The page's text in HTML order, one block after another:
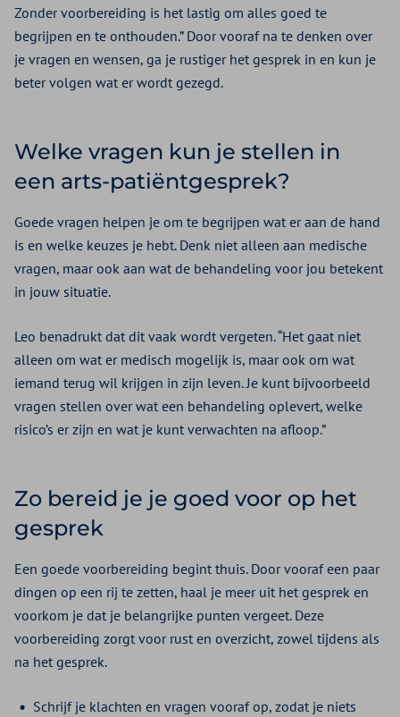
Zonder voorbereiding is het lastig om alles goed te
begrijpen en te onthouden.” Door vooraf na te denken over
je vragen en wensen, ga je rustiger het gesprek in en kun je
beter volgen wat er wordt gezegd.
Welke vragen kun je stellen in
een arts-patiëntgesprek?
Goede vragen helpen je om te begrijpen wat er aan de hand
is en welke keuzes je hebt. Denk niet alleen aan medische
vragen, maar ook aan wat de behandeling voor jou betekent
in jouw situatie.
Leo benadrukt dat dit vaak wordt vergeten. “Het gaat niet
alleen om wat er medisch mogelijk is, maar ook om wat
iemand terug wil krijgen in zijn leven. Je kunt bijvoorbeeld
vragen stellen over wat een behandeling oplevert, welke
risico’s er zijn en wat je kunt verwachten na afloop.”
Zo bereid je je goed voor op het
gesprek
Een goede voorbereiding begint thuis. Door vooraf een paar
dingen op een rij te zetten, haal je meer uit het gesprek en
voorkom je dat je belangrijke punten vergeet. Deze
voorbereiding zorgt voor rust en overzicht, zowel tijdens als
na het gesprek.
Schrijf je klachten en vragen vooraf op, zodat je niets